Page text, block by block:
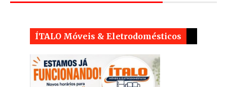
ÍTALO Móveis & Eletrodomésticos